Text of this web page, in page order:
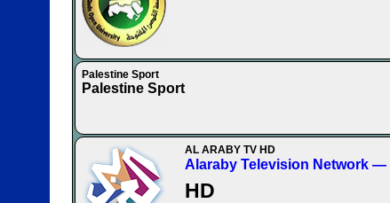
Palestine Sport
Palestine Sport
AL ARABY TV HD
HD